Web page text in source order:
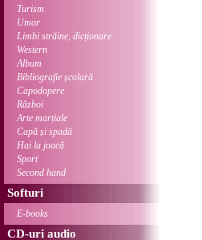
Turism
Umor
Limbi străine, dicționare
Western
Album
Bibliografie școlară
Capodopere
Război
Arte marțiale
Capă și spadă
Hai la joacă
Sport
Second hand
Softuri
E-books
CD-uri audio